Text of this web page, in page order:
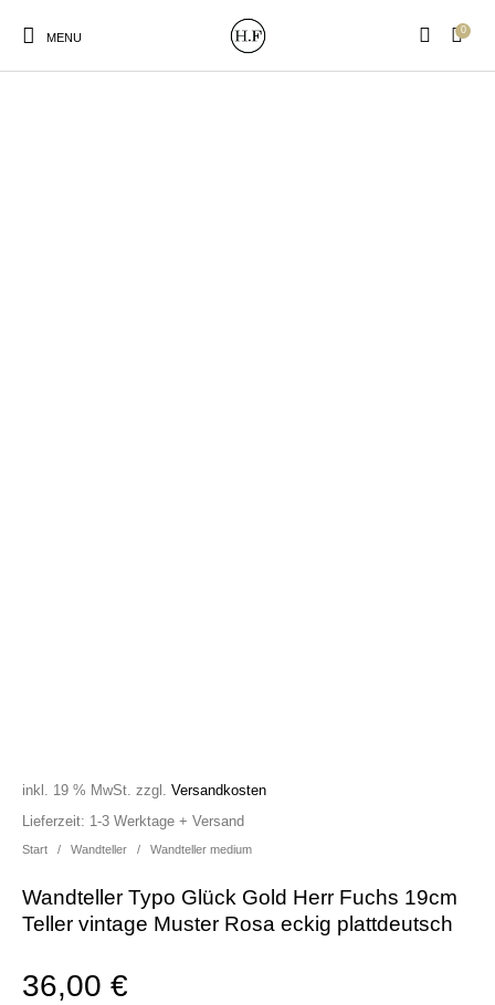
MENU
0
Start / Wandteller / Wandteller medium
Wandteller Typo Glück Gold Herr Fuchs 19cm
Teller vintage Muster Rosa eckig plattdeutsch
36,00€
inkl. 19 % MwSt. zzgl.Versandkosten
Lieferzeit: 1-3 Werktage + Versand